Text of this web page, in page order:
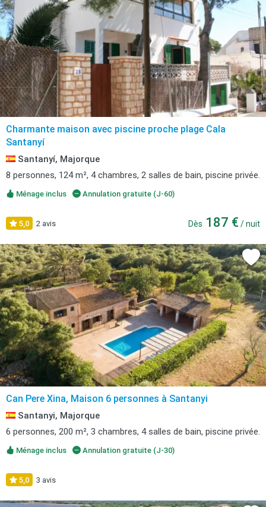
Charmante maison avec piscine proche plage Cala
Santanyí
Santanyí, Majorque
8 personnes, 124 m², 4 chambres, 2 salles de bain, piscine privée.
Ménage inclus Annulation gratuite (J-60)
5,0 2 avis Dès 187 € / nuit
Can Pere Xina, Maison 6 personnes à Santanyi
Santanyi, Majorque
6 personnes, 200 m², 3 chambres, 4 salles de bain, piscine privée.
Ménage inclus Annulation gratuite (J-30)
5,0 3 avis